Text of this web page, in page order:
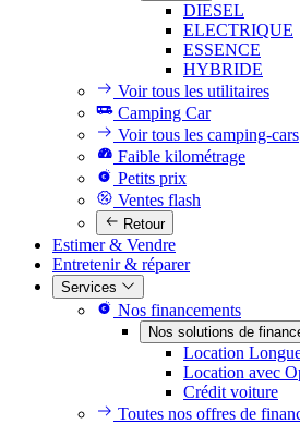
DIESEL
ELECTRIQUE
ESSENCE
HYBRIDE
Voir tous les utilitaires
Camping Car
Voir tous les camping-cars
Faible kilométrage
Petits prix
Ventes flash
Retour
Estimer & Vendre
Entretenir & réparer
Services
Nos financements
Nos solutions de
Location
Location avec
Crédit voiture
Toutes nos offres de